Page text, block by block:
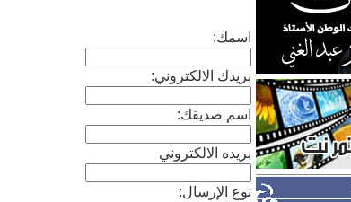
اسمك:
بريدك الالكتروني:
اسم صديقك:
بريده الالكتروني
نوع الإرسال: